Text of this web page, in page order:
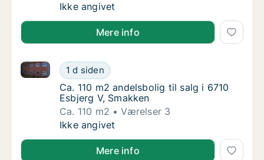
Ca. 90 m2 andelsbolig til salg i 6000
Ikke angivet
Mere info
Ca. 110 m2 andelsbolig til salg i 6710
1 d siden
Ca. 110 m2 andelsbolig til salg i 6710 Esbjerg V,
Ca. 110 m2 andelsbolig til salg i 6710
Ca. 110 m2 andelsbolig til salg i 6710
Esbjerg V, Smakken
Ca. 110 m2
Værelser 3
Ca. 110 m2 andelsbolig til salg i 6710
Ikke angivet
Mere info